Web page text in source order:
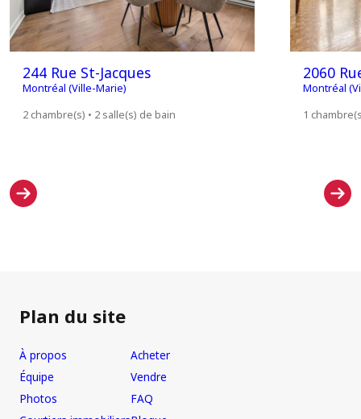
244 Rue St-Jacques
Montréal (Ville-Marie)
2 chambre(s) • 2 salle(s) de bain
2060
Montréal
1
Plan du site
À propos
Équipe
Photos
Acheter
Vendre
FAQ